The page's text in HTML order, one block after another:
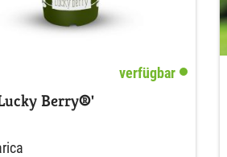
verfügbar
Berry®'